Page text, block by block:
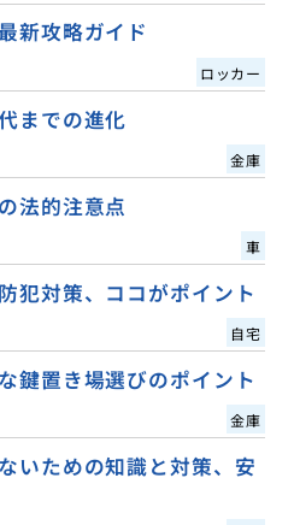
新攻略ガイド
ロッカー
までの進化
金庫
法的注意点
車
犯対策、ココがポイント
自宅
鍵置き場選びのポイント
金庫
いための知識と対策、安